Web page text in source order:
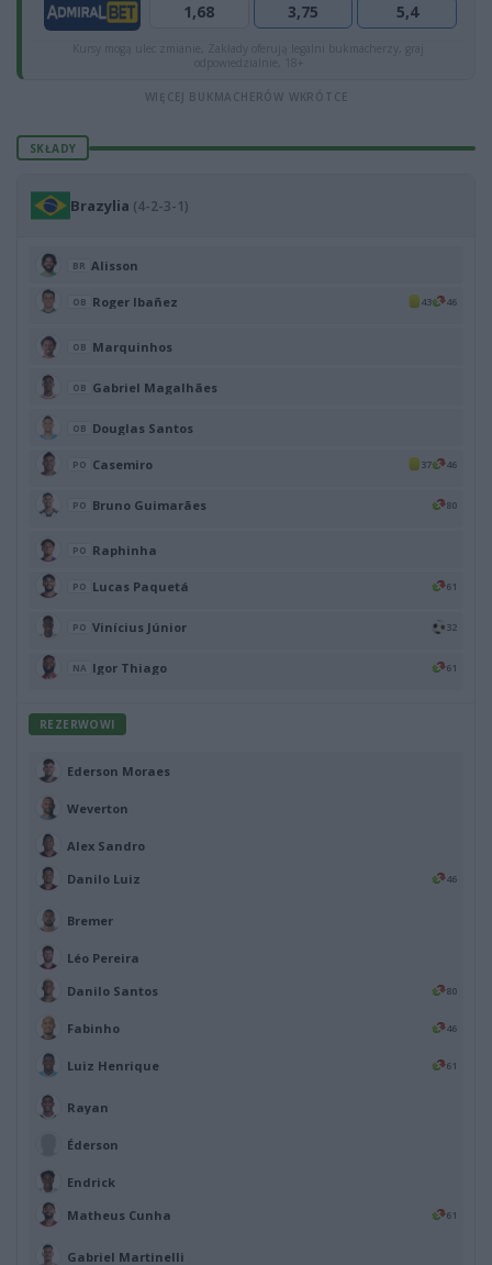
1,68 3,75 5,4
Kursy mogą ulec zmianie, Zakłady oferują legalni bukmacherzy, graj
odpowiedzialnie, 18+
WIĘCEJ BUKMACHERÓW WKRÓTCE
SKŁADY
Brazylia (4-2-3-1)
BR Alisson
OB Roger Ibañez 43 46
OB Marquinhos
OB Gabriel Magalhães
OB Douglas Santos
PO Casemiro 37 46
PO Bruno Guimarães 80
PO Raphinha
PO Lucas Paquetá 61
PO Vinícius Júnior 32
NA Igor Thiago 61
REZERWOWI
Ederson Moraes
Weverton
Alex Sandro
Danilo Luiz 46
Bremer
Léo Pereira
Danilo Santos 80
Fabinho 46
Luiz Henrique 61
Rayan
Éderson
Endrick
Matheus Cunha 61
Gabriel Martinelli